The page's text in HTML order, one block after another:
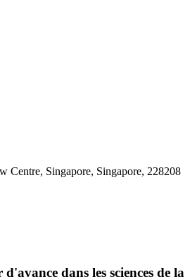
Centre, Singapore, Singapore, 228208
dans les sciences de la